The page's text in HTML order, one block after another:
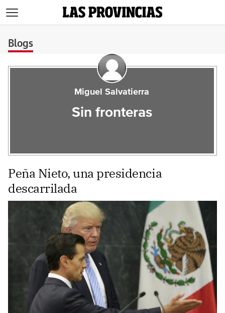
Blogs
Miguel Salvatierra
Sin fronteras
Peña Nieto, una presidencia
descarrilada